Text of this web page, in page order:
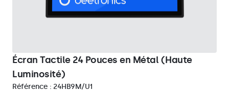
Écran Tactile 24 Pouces en Métal (Haute
Luminosité)
Référence : 24HB9M/U1